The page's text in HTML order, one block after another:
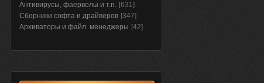
Антивирусы, фаерволы и т.п. [631]
Сборники софта и драйверов [347]
Архиваторы и файл. менеджеры [42]